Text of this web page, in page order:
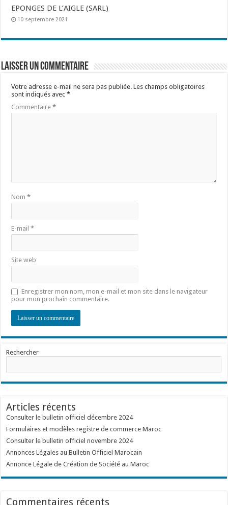
EPONGES DE L’AIGLE (SARL)
10 septembre 2021
Laisser un commentaire
Votre adresse e-mail ne sera pas publiée. Les champs obligatoires
sont indiqués avec*
Commentaire*
Nom*
E-mail*
Site web
Enregistrer mon nom, mon e-mail et mon site dans le navigateur
pour mon prochain commentaire.
Rechercher
Articles récents
Consulter le bulletin officiel décembre 2024
Formulaires et modèles registre de commerce Maroc
Consulter le bulletin officiel novembre 2024
Annonces Légales au Bulletin Officiel Marocain
Annonce Légale de Création de Société au Maroc
Commentaires récents